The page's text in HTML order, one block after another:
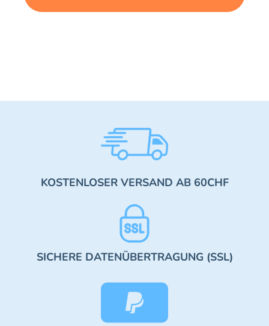
KOSTENLOSER VERSAND AB 60CHF
SICHERE DATENÜBERTRAGUNG (SSL)